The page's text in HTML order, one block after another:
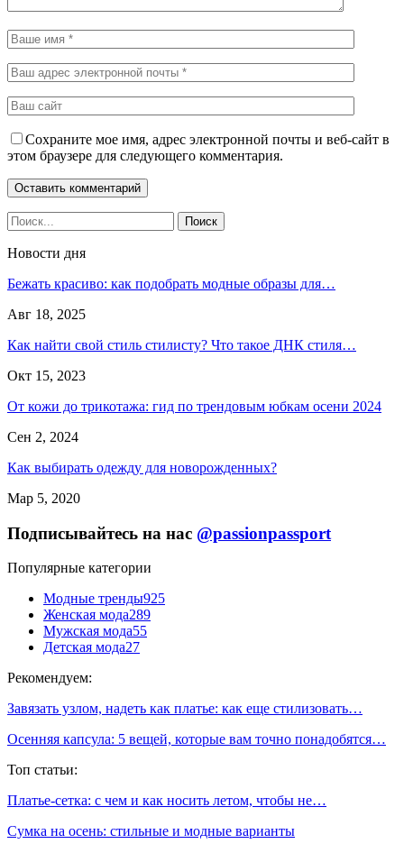
Сохраните мое имя, адрес электронной почты и веб-сайт в
этом браузере для следующего комментария.
Новости дня
Бежать красиво: как подобрать модные образы для…
Авг 18, 2025
Как найти свой стиль стилисту? Что такое ДНК стиля…
Окт 15, 2023
От кожи до трикотажа: гид по трендовым юбкам осени 2024
Сен 2, 2024
Как выбирать одежду для новорожденных?
Мар 5, 2020
Подписывайтесь на нас @passionpassport
Популярные категории
Модные тренды925
Женская мода289
Мужская мода55
Детская мода27
Рекомендуем:
Завязать узлом, надеть как платье: как еще стилизовать…
Осенняя капсула: 5 вещей, которые вам точно понадобятся…
Топ статьи:
Платье-сетка: с чем и как носить летом, чтобы не…
Сумка на осень: стильные и модные варианты